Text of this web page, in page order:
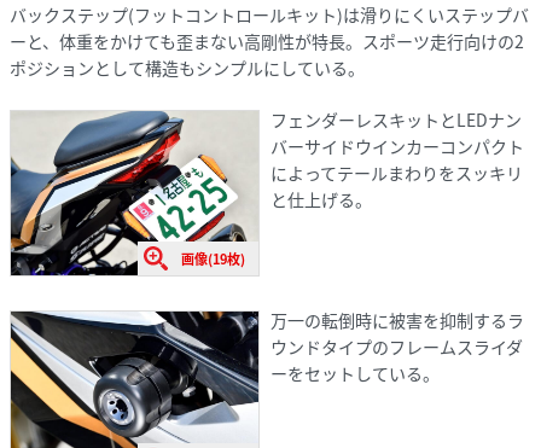
バックステップ(フットコントロールキット)は滑りにくいステップバ
ーと、体重をかけても歪まない高剛性が特長。スポーツ走行向けの2
ポジションとして構造もシンプルにしている。
画像(19枚)
フェンダーレスキットとLEDナン
バーサイドウインカーコンパクト
によってテールまわりをスッキリ
と仕上げる。
万一の転倒時に被害を抑制するラ
ウンドタイプのフレームスライダ
ーをセットしている。